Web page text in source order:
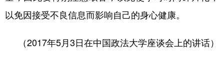
以免因接受不良信息而影响自己的身心健康。
（2017年5月3日在中国政法大学座谈会上的讲话）